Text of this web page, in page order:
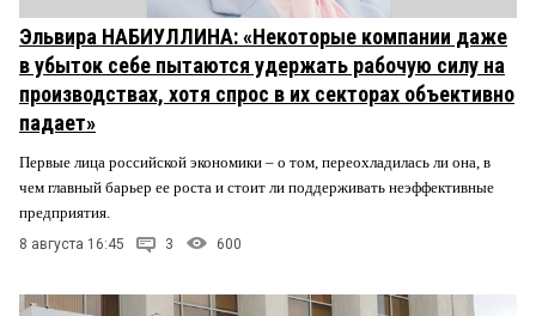
Эльвира НАБИУЛЛИНА: «Некоторые компании даже
в убыток себе пытаются удержать рабочую силу на
производствах, хотя спрос в их секторах объективно
падает»
Первые лица российской экономики – о том, переохладилась ли она, в
чем главный барьер ее роста и стоит ли поддерживать неэффективные
предприятия.
8 августа 16:45 3 600